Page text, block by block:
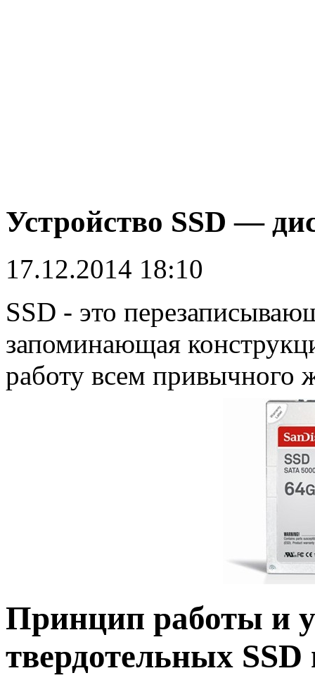
Устройство SSD —
17.12.2014 18:10
SSD - это
запоминающая
работу всем привычного
Принцип работы и
твердотельных